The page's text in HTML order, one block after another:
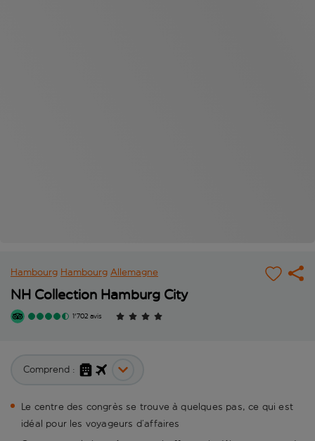
Hambourg Hambourg Allemagne
NH Collection Hamburg City
1'702 avis
Comprend :
Le centre des congrès se trouve à quelques pas, ce qui est
idéal pour les voyageurs d’affaires